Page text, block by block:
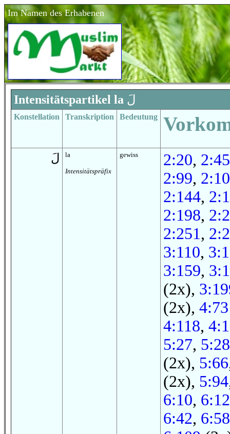
Im Namen des Erhabenen
Intensitätspartikel la لَ
Konstellation Transkription Bedeutung
لَ la
Intensitätspräfix
gewiss 2:20, 2:45
2:99,
2:144,
2:198,
2:251,
3:110,
3:159,
(2x),
(2x), 4:73
4:118,
5:27, 5:28
(2x), 5:66
(2x), 5:94
6:10, 6:12
6:42, 6:58